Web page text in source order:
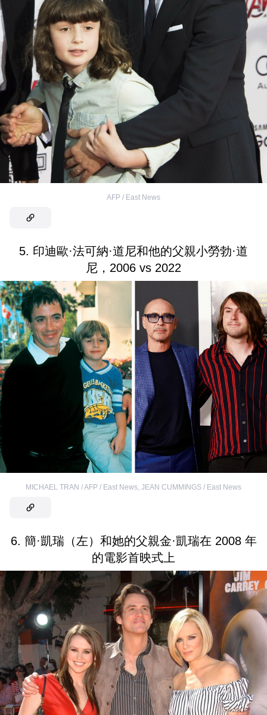
AFP / East News
5. 印迪歐·法可納·道尼和他的父親小勞勃·道
尼，2006 vs 2022
MICHAEL TRAN / AFP / East News, JEAN CUMMINGS / East News
6. 簡·凱瑞（左）和她的父親金·凱瑞在 2008 年
的電影首映式上